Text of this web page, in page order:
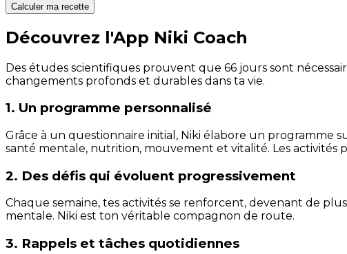
Calculer ma recette
Découvrez l'App Niki Coach
Des études scientifiques prouvent que 66 jours sont
changements profonds et durables dans ta vie.
1. Un programme personnalisé
Grâce à un questionnaire initial, Niki élabore un programme
santé mentale, nutrition, mouvement et vitalité. Les activités
2. Des défis qui évoluent progressivement
Chaque semaine, tes activités se renforcent, devenant de
mentale. Niki est ton véritable compagnon de route.
3. Rappels et tâches quotidiennes